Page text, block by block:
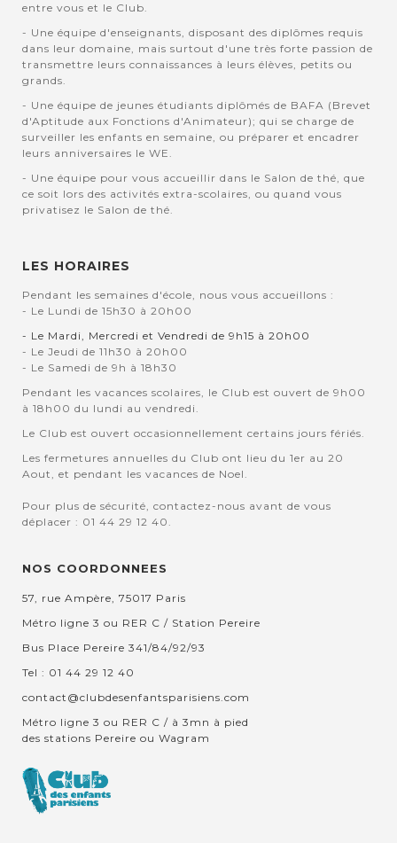
entre vous et le Club.
- Une équipe d'enseignants, disposant des diplômes requis
dans leur domaine, mais surtout d'une très forte passion de
transmettre leurs connaissances à leurs élèves, petits ou
grands.
- Une équipe de jeunes étudiants diplômés de BAFA (Brevet
d'Aptitude aux Fonctions d'Animateur); qui se charge de
surveiller les enfants en semaine, ou préparer et encadrer
leurs anniversaires le WE.
- Une équipe pour vous accueillir dans le Salon de thé, que
ce soit lors des activités extra-scolaires, ou quand vous
privatisez le Salon de thé.
LES HORAIRES
Pendant les semaines d'école, nous vous accueillons :
- Le Lundi de 15h30 à 20h00
- Le Mardi, Mercredi et Vendredi de 9h15 à 20h00
- Le Jeudi de 11h30 à 20h00
- Le Samedi de 9h à 18h30
Pendant les vacances scolaires, le Club est ouvert de 9h00
à 18h00 du lundi au vendredi.
Le Club est ouvert occasionnellement certains jours fériés.
Les fermetures annuelles du Club ont lieu du 1er au 20
Aout, et pendant les vacances de Noel.
Pour plus de sécurité, contactez-nous avant de vous
déplacer : 01 44 29 12 40.
NOS COORDONNEES
57, rue Ampère, 75017 Paris
Métro ligne 3 ou RER C / Station Pereire
Bus Place Pereire 341/84/92/93
Tel : 01 44 29 12 40
contact@clubdesenfantsparisiens.com
Métro ligne 3 ou RER C / à 3mn à pied
des stations Pereire ou Wagram